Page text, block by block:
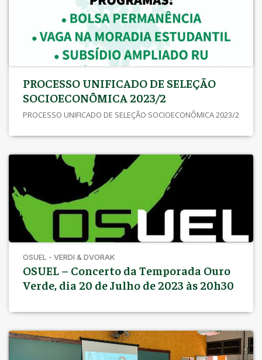
PROCESSO UNIFICADO DE SELEÇÃO
SOCIOECONÔMICA 2023/2
PROCESSO UNIFICADO DE SELEÇÃO SOCIOECONÔMICA 2023/2
OSUEL - VERDI & DVORAK
OSUEL – Concerto da Temporada Ouro
Verde, dia 20 de Julho de 2023 às 20h30